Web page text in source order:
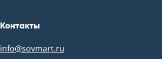
Контакты
info@sovmart.ru